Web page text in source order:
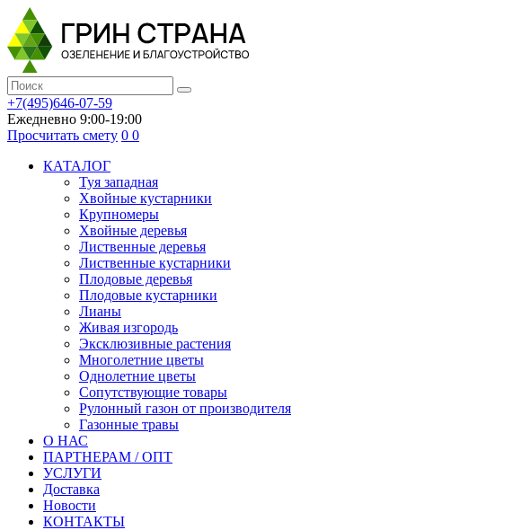
+7(495)646-07-59
Ежедневно 9:00-19:00
Просчитать смету 0 0
КАТАЛОГ
Туя западная
Хвойные кустарники
Крупномеры
Хвойные деревья
Лиственные деревья
Лиственные кустарники
Плодовые деревья
Плодовые кустарники
Лианы
Живая изгородь
Эксклюзивные растения
Многолетние цветы
Однолетние цветы
Сопутствующие товары
Рулонный газон от производителя
Газонные травы
О НАС
ПАРТНЕРАМ / ОПТ
УСЛУГИ
Доставка
Новости
КОНТАКТЫ